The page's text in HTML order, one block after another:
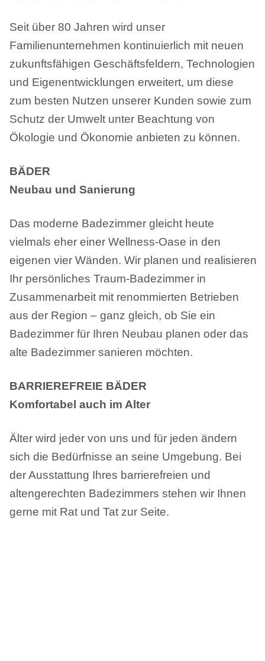
Seit über 80 Jahren wird unser
Familienunternehmen kontinuierlich mit neuen
zukunftsfähigen Geschäftsfeldern, Technologien
und Eigenentwicklungen erweitert, um diese
zum besten Nutzen unserer Kunden sowie zum
Schutz der Umwelt unter Beachtung von
Ökologie und Ökonomie anbieten zu können.
BÄDER
Neubau und Sanierung
Das moderne Badezimmer gleicht heute
vielmals eher einer Wellness-Oase in den
eigenen vier Wänden. Wir planen und realisieren
Ihr persönliches Traum-Badezimmer in
Zusammenarbeit mit renommierten Betrieben
aus der Region – ganz gleich, ob Sie ein
Badezimmer für Ihren Neubau planen oder das
alte Badezimmer sanieren möchten.
BARRIEREFREIE BÄDER
Komfortabel auch im Alter
Älter wird jeder von uns und für jeden ändern
sich die Bedürfnisse an seine Umgebung. Bei
der Ausstattung Ihres barrierefreien und
altengerechten Badezimmers stehen wir Ihnen
gerne mit Rat und Tat zur Seite.